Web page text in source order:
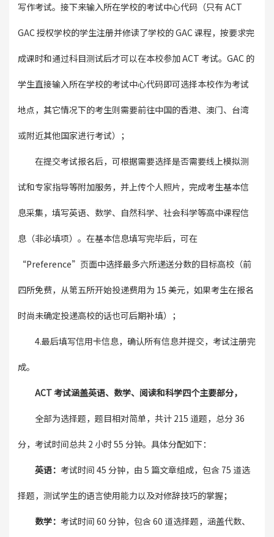
写作考试。接下来输入所在学校的考试中心代码（只有 ACT
GAC 授权学校的学生注册并修读了学校的 GAC 课程，按要求完
成课时和通过科目测试后才可以在本校参加 ACT 考试。GAC 的
学生直接输入所在学校的考试中心代码即可选择本校作为考试
地点，其它情况下的考生则需要前往中国的香港、澳门、台湾
或附近其他国家进行考试）；
在提交考试报名后，可根据需要选择是否需要线上模拟测
试和专家指导等附加服务，并上传个人照片，完成考生基本信
息采集，填写英语、数学、自然科学、社会科学等高中课程信
息（非必填项）。在基本信息填写完毕后，可在
“Preference”页面中选择最多六所递送分数的目标高校（前
四所免费，从第五所开始投递费用为 15 美元，如果考生在报名
时尚未确定投递高校的话也可后期补填）；
4.最后填写信用卡信息，确认所有信息并提交，考试注册完
成。
ACT 考试涵盖英语、数学、阅读和科学四个主要部分，
全部为选择题，题目相对简单，共计 215 道题，总分 36
分，考试时间总共 2 小时 55 分钟。具体分配如下：
英语： 考试时间 45 分钟，由 5 篇文章组成，包含 75 道选
择题，测试学生的语言使用能力以及对修辞技巧的掌握；
数学： 考试时间 60 分钟，包含 60 道选择题，涵盖代数、